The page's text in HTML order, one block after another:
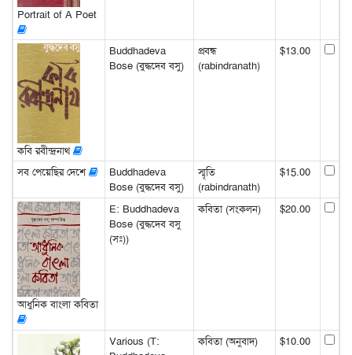
Portrait of A Poet
কবি রবীন্দ্রনাথ
Buddhadeva
Bose (বুদ্ধদেব বসু)
প্রবন্ধ
(rabindranath)
$13.00
সব পেয়েছির দেশে
Buddhadeva
Bose (বুদ্ধদেব বসু)
স্মৃতি
(rabindranath)
$15.00
আধুনিক বাংলা কবিতা
E: Buddhadeva
Bose (বুদ্ধদেব বসু
(সঃ))
কবিতা (সংকলন) $20.00
Various (T:
কবিতা (অনুবাদ) $10.00